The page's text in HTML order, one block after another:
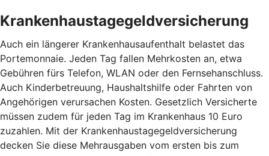
Krankenhaustagegeldversicherung
Auch ein längerer Krankenhausaufenthalt belastet das
Portemonnaie. Jeden Tag fallen Mehrkosten an, etwa
Gebühren fürs Telefon, WLAN oder den Fernsehanschluss.
Auch Kinderbetreuung, Haushaltshilfe oder Fahrten von
Angehörigen verursachen Kosten. Gesetzlich Versicherte
müssen zudem für jeden Tag im Krankenhaus 10 Euro
zuzahlen. Mit der Krankenhaustagegeldversicherung
decken Sie diese Mehrausgaben vom ersten bis zum